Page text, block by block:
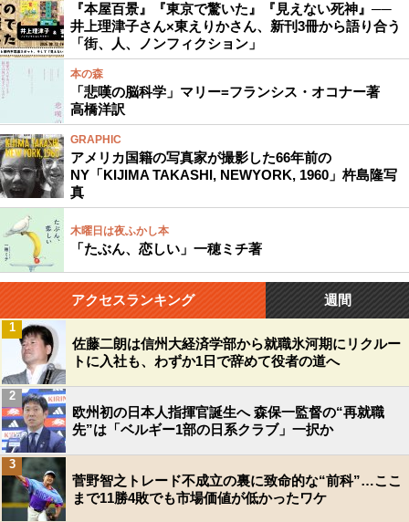
『本屋百景』『東京で驚いた』『見えない死神』──
井上理津子さん×東えりかさん、新刊3冊から語り合う
「街、人、ノンフィクション」
本の森
「悲嘆の脳科学」マリー=フランシス・オコナー著
高橋洋訳
GRAPHIC
アメリカ国籍の写真家が撮影した66年前の
NY「KIJIMA TAKASHI, NEWYORK, 1960」杵島隆写
真
木曜日は夜ふかし本
「たぶん、恋しい」一穂ミチ著
アクセスランキング 週間
佐藤二朗は信州大経済学部から就職氷河期にリクルー
トに入社も、わずか1日で辞めて役者の道へ
1
欧州初の日本人指揮官誕生へ 森保一監督の“再就職
先”は「ベルギー1部の日系クラブ」一択か
2
菅野智之トレード不成立の裏に致命的な“前科”…ここ
まで11勝4敗でも市場価値が低かったワケ
3